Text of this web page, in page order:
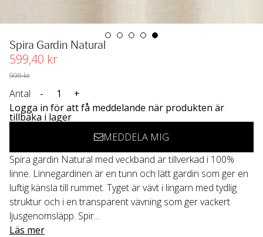
Spira Gardin Natural
599,40 kr
999 kr
Antal -
+
Logga in för att få meddelande när produkten är
tillbaka i lager
MEDDELA MIG
Spira gardin Natural med veckband är tillverkad i 100%
linne. Linnegardinen är en tunn och lätt gardin som ger en
luftig känsla till rummet. Tyget är vävt i lingarn med tydlig
struktur och i en transparent vävning som ger vackert
ljusgenomsläpp. Spir...
Läs mer